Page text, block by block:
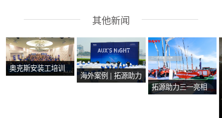
其他新闻
奥克斯安装工培训
海外案例 | 拓源助力
拓源助力三一亮相